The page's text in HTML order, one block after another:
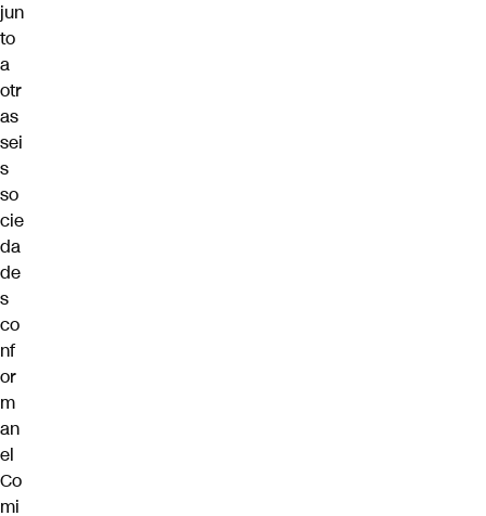
jun
to
a
otr
as
sei
s
so
cie
da
de
s
co
nf
or
m
an
el
Co
mi